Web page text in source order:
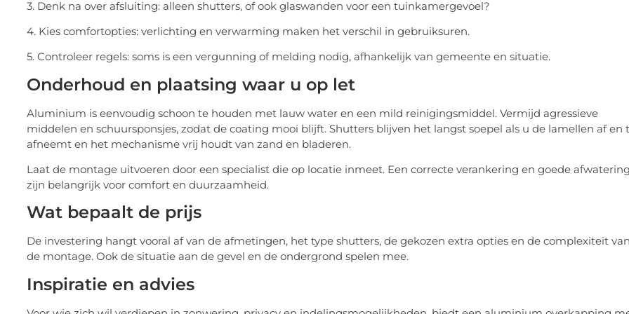
3. Denk na over afsluiting: alleen shutters, of ook glaswanden voor een tuinkamergevoel?
4. Kies comfortopties: verlichting en verwarming maken het verschil in gebruiksuren.
5. Controleer regels: soms is een vergunning of melding nodig, afhankelijk van gemeente en situatie.
Onderhoud en plaatsing waar u op let
Aluminium is eenvoudig schoon te houden met lauw water en een mild reinigingsmiddel. Vermijd agressieve
middelen en schuursponsjes, zodat de coating mooi blijft. Shutters blijven het langst soepel als u de lamellen af en
afneemt en het mechanisme vrij houdt van zand en bladeren.
Laat de montage uitvoeren door een specialist die op locatie inmeet. Een correcte verankering en goede afwatering
zijn belangrijk voor comfort en duurzaamheid.
Wat bepaalt de prijs
De investering hangt vooral af van de afmetingen, het type shutters, de gekozen extra opties en de complexiteit van
de montage. Ook de situatie aan de gevel en de ondergrond spelen mee.
Inspiratie en advies